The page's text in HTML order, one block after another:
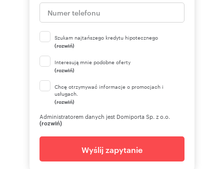
Szukam najtańszego kredytu hipotecznego
(rozwiń)
Interesują mnie podobne oferty
(rozwiń)
Chcę otrzymywać informacje o promocjach i
usługach.
(rozwiń)
Administratorem danych jest Domiporta Sp. z o.o.
(rozwiń)
Wyślij zapytanie